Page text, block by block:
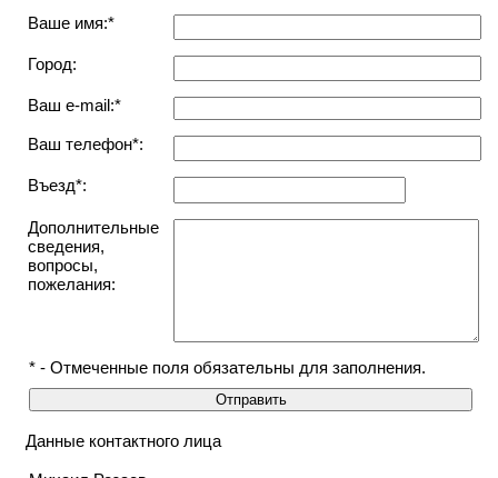
Ваше имя:*
Город:
Ваш e-mail:*
Ваш телефон*:
Въезд*:
Дополнительные
сведения,
вопросы,
пожелания:
* - Отмеченные поля обязательны для заполнения.
Данные контактного лица